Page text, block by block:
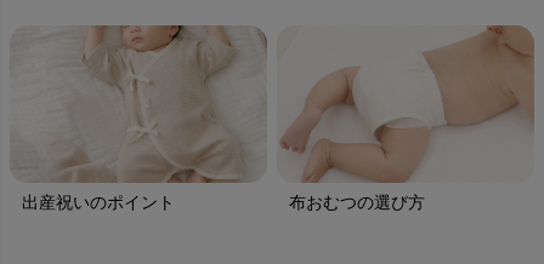
出産祝いのポイント 布おむつの選び方